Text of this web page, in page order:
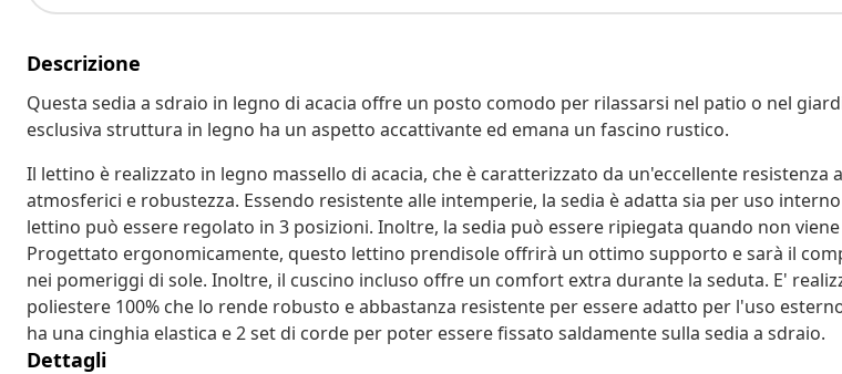
Descrizione
Questa sedia a sdraio in legno di acacia offre un posto comodo per rilassarsi nel patio o nel
esclusiva struttura in legno ha un aspetto accattivante ed emana un fascino rustico.
Il lettino è realizzato in legno massello di acacia, che è caratterizzato da un'eccellente resistenza
atmosferici e robustezza. Essendo resistente alle intemperie, la sedia è adatta sia per uso
lettino può essere regolato in 3 posizioni. Inoltre, la sedia può essere ripiegata quando non
Progettato ergonomicamente, questo lettino prendisole offrirà un ottimo supporto e sarà il
nei pomeriggi di sole. Inoltre, il cuscino incluso offre un comfort extra durante la seduta. E'
poliestere 100% che lo rende robusto e abbastanza resistente per essere adatto per l'uso
ha una cinghia elastica e 2 set di corde per poter essere fissato saldamente sulla sedia a sdraio.
Dettagli